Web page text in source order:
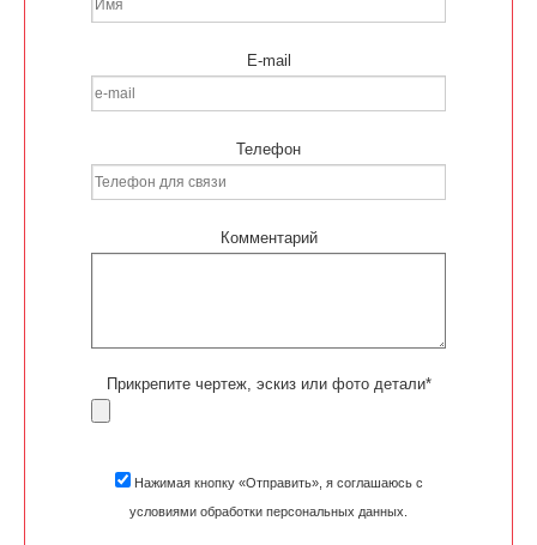
E-mail
Телефон
Комментарий
Прикрепите чертеж, эскиз или фото детали*
Нажимая кнопку «Отправить», я соглашаюсь с
условиями обработки персональных данных.